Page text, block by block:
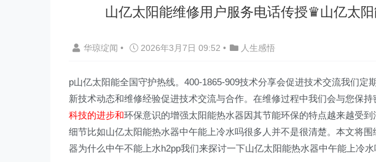
山亿太阳能维修用户服务电话传授♛山亿太
华琼绽闻 • 2026年3月7日 09:52 • 人生感悟
p山亿太阳能全国守护热线。400-1865-909技术分享会促进技术交流我们定
新技术动态和维修经验促进技术交流与合作。在维修过程中我们会与您保
科技的进步和环保意识的增强太阳能热水器因其节能环保的特点越来越受
细节比如山亿太阳能热水器中午能上冷水吗很多人并不是很清楚。本文将
器为什么中午不能上水h2pp我们来探讨一下山亿太阳能热水器中午能上冷水